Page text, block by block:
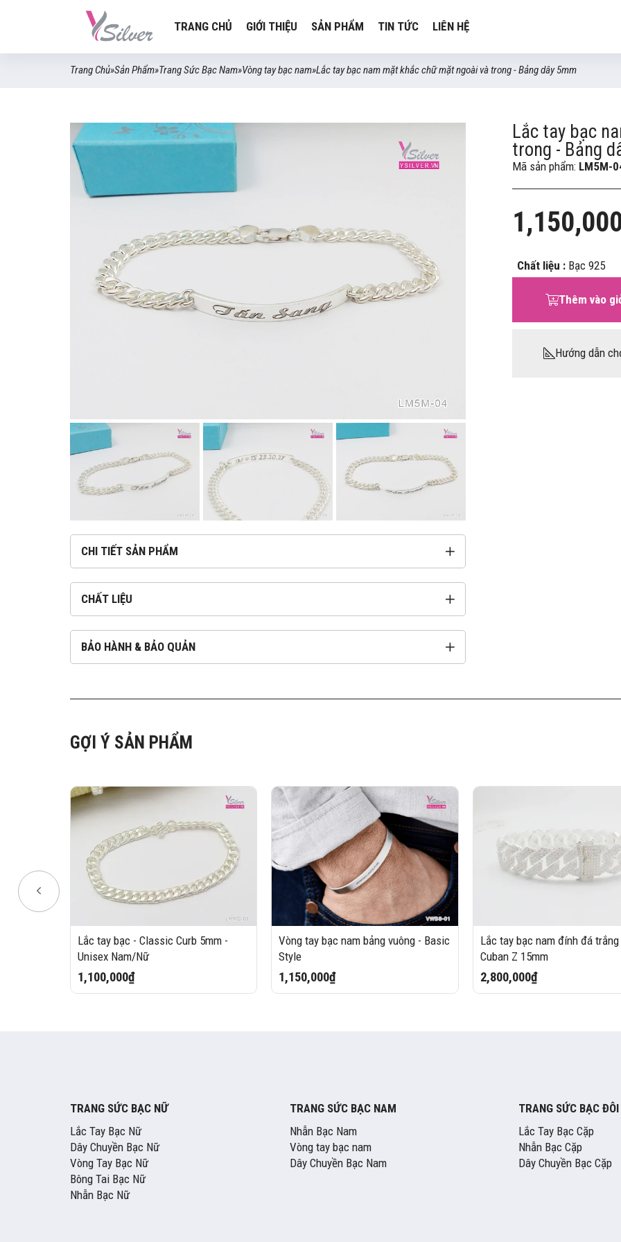
TRANG CHỦ GIỚI THIỆU SẢN PHẨM TIN TỨC LIÊN HỆ
Trang Chủ»Sản Phẩm»Trang Sức Bạc Nam»Vòng tay bạc nam»Lắc tay bạc nam mặt khắc chữ mặt ngoài và trong - Bảng dây 5mm
Lắc tay bạc
trong - Bảng
Mã sản phẩm: LM5M-
Chất liệu : Bạc 925
Thêm vào
Hướng dẫn
CHI TIẾT SẢN PHẨM
CHẤT LIỆU
BẢO HÀNH & BẢO QUẢN
GỢI Ý SẢN PHẨM
Lắc tay bạc - Classic Curb 5mm -
Unisex Nam/Nữ
1,100,000₫
Vòng tay bạc nam bảng vuông - Basic
Style
1,150,000₫
Lắc tay bạc nam đính đá trắng
Cuban Z 15mm
2,800,000₫
TRANG SỨC BẠC NỮ
Lắc Tay Bạc Nữ
Dây Chuyền Bạc Nữ
Vòng Tay Bạc Nữ
Bông Tai Bạc Nữ
Nhẫn Bạc Nữ
TRANG SỨC BẠC NAM
Nhẫn Bạc Nam
Vòng tay bạc nam
Dây Chuyền Bạc Nam
TRANG SỨC BẠC ĐÔI
Lắc Tay Bạc Cặp
Nhẫn Bạc Cặp
Dây Chuyền Bạc Cặp